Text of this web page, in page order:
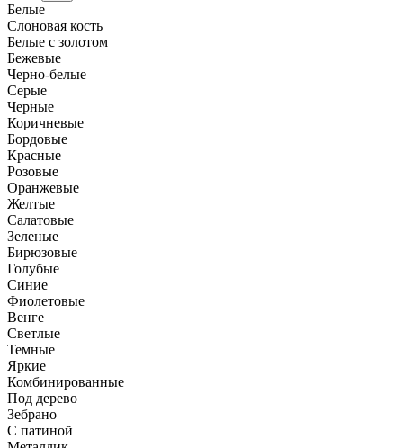
Белые
Слоновая кость
Белые с золотом
Бежевые
Черно-белые
Серые
Черные
Коричневые
Бордовые
Красные
Розовые
Оранжевые
Желтые
Салатовые
Зеленые
Бирюзовые
Голубые
Синие
Фиолетовые
Венге
Светлые
Темные
Яркие
Комбинированные
Под дерево
Зебрано
С патиной